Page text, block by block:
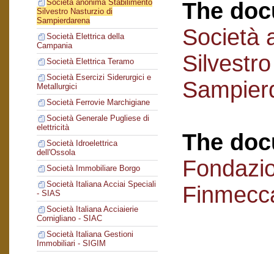
Società anonima Stabilimento
Silvestro Nasturzio di
Sampierdarena
Società Elettrica della
Campania
Società Elettrica Teramo
Società Esercizi Siderurgici e
Metallurgici
Società Ferrovie Marchigiane
Società Generale Pugliese di
elettricità
Società Idroelettrica
dell'Ossola
Società Immobiliare Borgo
Società Italiana Acciai Speciali
- SIAS
Società Italiana Acciaierie
Cornigliano - SIAC
Società Italiana Gestioni
Immobiliari - SIGIM
The
Società
The